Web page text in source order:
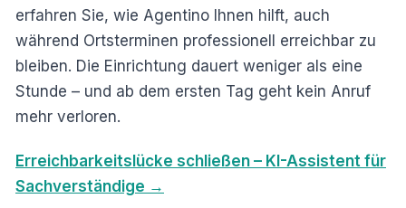
erfahren Sie, wie Agentino Ihnen hilft, auch
während Ortsterminen professionell erreichbar zu
bleiben. Die Einrichtung dauert weniger als eine
Stunde – und ab dem ersten Tag geht kein Anruf
mehr verloren.
Erreichbarkeitslücke schließen – KI-Assistent für
Sachverständige →